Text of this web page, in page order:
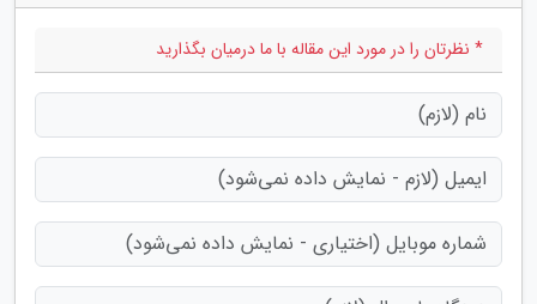
* نظرتان را در مورد این مقاله با ما درمیان بگذارید